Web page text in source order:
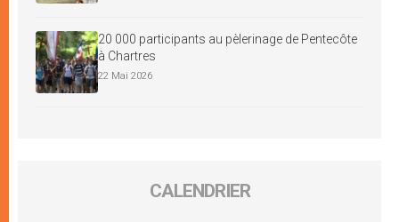
20 000 participants au pèlerinage de Pentecôte
à Chartres
22 Mai 2026
CALENDRIER